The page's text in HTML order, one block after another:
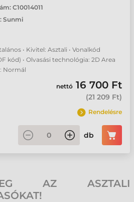
C10014011
Sunmi
• Kivitel: Asztali • Vonalkód
kód) • Olvasási technológia: 2D Area
Normál
nettó 16 700 Ft
(21 209 Ft)
Rendelésre
db
AZ ASZTALI